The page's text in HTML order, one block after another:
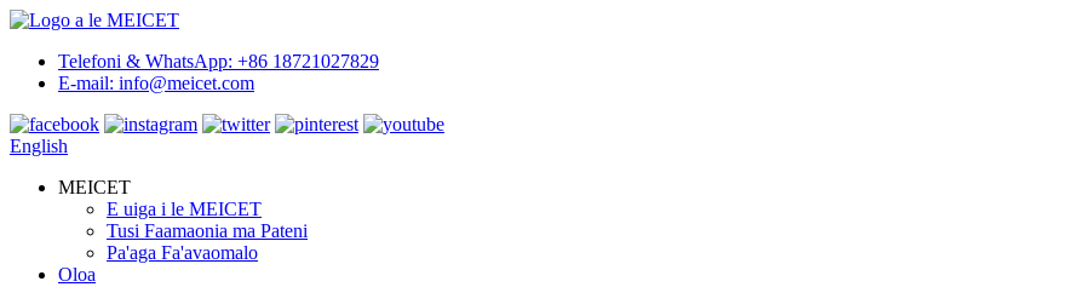
Telefoni & WhatsApp: +86 18721027829
E-mail: info@meicet.com
English
MEICET
E uiga i le MEICET
Tusi Faamaonia ma Pateni
Pa'aga Fa'avaomalo
Oloa